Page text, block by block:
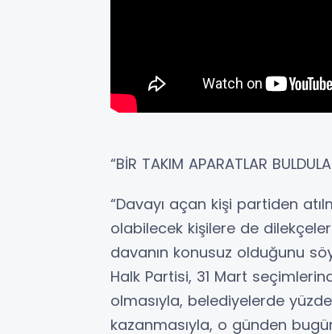
“BİR TAKIM APARATLAR
“Davayı açan kişi partiden
olabilecek kişilere de
davanın konusuz olduğunu
Halk Partisi, 31 Mart
olmasıyla, belediyelerde
kazanmasıyla, o günden